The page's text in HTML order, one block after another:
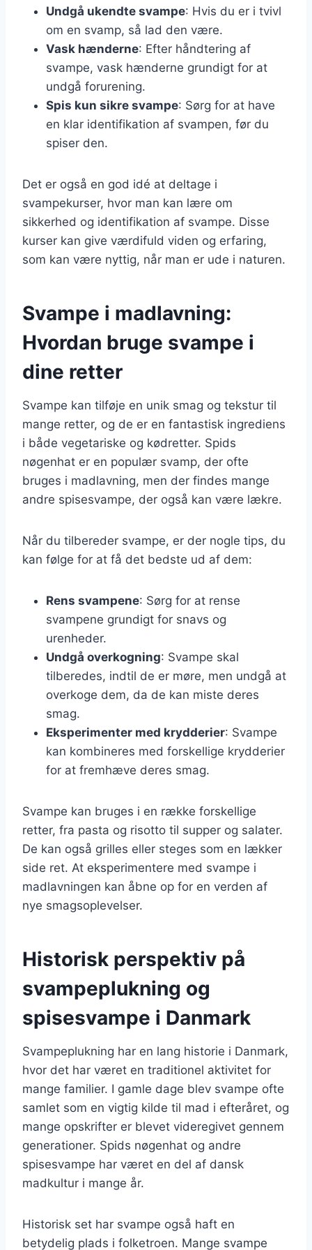
Undgå ukendte svampe: Hvis du er i tvivl
om en svamp, så lad den være.
Vask hænderne: Efter håndtering af
svampe, vask hænderne grundigt for at
undgå forurening.
Spis kun sikre svampe: Sørg for at have
en klar identifikation af svampen, før du
spiser den.
Det er også en god idé at deltage i
svampekurser, hvor man kan lære om
sikkerhed og identifikation af svampe. Disse
kurser kan give værdifuld viden og erfaring,
som kan være nyttig, når man er ude i naturen.
Svampe i madlavning:
Hvordan bruge svampe i
dine retter
Svampe kan tilføje en unik smag og tekstur til
mange retter, og de er en fantastisk ingrediens
i både vegetariske og kødretter. Spids
nøgenhat er en populær svamp, der ofte
bruges i madlavning, men der findes mange
andre spisesvampe, der også kan være lækre.
Når du tilbereder svampe, er der nogle tips, du
kan følge for at få det bedste ud af dem:
Rens svampene: Sørg for at rense
svampene grundigt for snavs og
urenheder.
Undgå overkogning: Svampe skal
tilberedes, indtil de er møre, men undgå at
overkoge dem, da de kan miste deres
smag.
Eksperimenter med krydderier: Svampe
kan kombineres med forskellige krydderier
for at fremhæve deres smag.
Svampe kan bruges i en række forskellige
retter, fra pasta og risotto til supper og salater.
De kan også grilles eller steges som en lækker
side ret. At eksperimentere med svampe i
madlavningen kan åbne op for en verden af
nye smagsoplevelser.
Historisk perspektiv på
svampeplukning og
spisesvampe i Danmark
Svampeplukning har en lang historie i Danmark,
hvor det har været en traditionel aktivitet for
mange familier. I gamle dage blev svampe ofte
samlet som en vigtig kilde til mad i efteråret, og
mange opskrifter er blevet videregivet gennem
generationer. Spids nøgenhat og andre
spisesvampe har været en del af dansk
madkultur i mange år.
Historisk set har svampe også haft en
betydelig plads i folketroen. Mange svampe